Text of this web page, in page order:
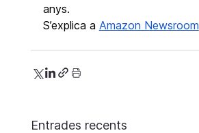
anys.
S’explica a Amazon Newsroom
Entrades recents